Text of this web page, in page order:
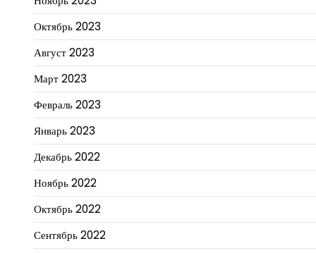
Октябрь 2023
Август 2023
Март 2023
Февраль 2023
Январь 2023
Декабрь 2022
Ноябрь 2022
Октябрь 2022
Сентябрь 2022